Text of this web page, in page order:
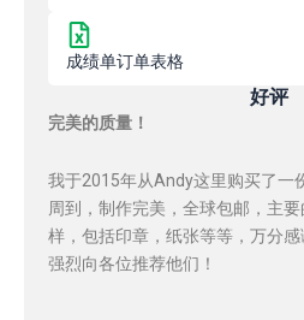
成绩单订单表格
好评
完美的质量！
我于2015年从Andy这里购买了一
周到，制作完美，全球包邮，主
样，包括印章，纸张等等，万分
强烈向各位推荐他们！